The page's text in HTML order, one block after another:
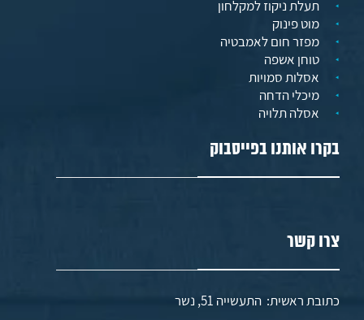
תעלת ניקוז למקלחון
מוט פינוק
מפזר חום לאמבטיה
טוחן אשפה
אסלות סמויות
מיכלי הדחה
אסלה תלויה
בקרו אותנו בפייסבוק
צרו קשר
כתובת ראשית: התעשייה 51, נשר